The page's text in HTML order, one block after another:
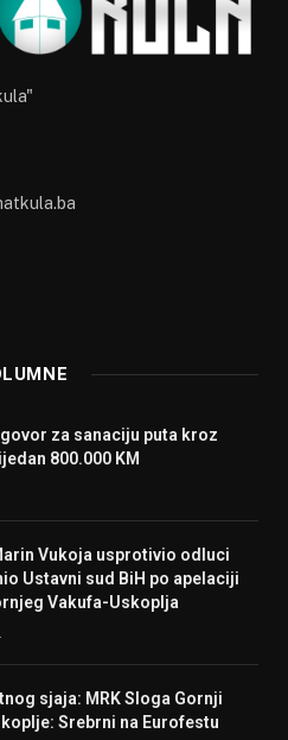
za sanaciju puta kroz
800.000 KM
Vukoja usprotivio odluci
Ustavni sud BiH po apelaciji
Vakufa-Uskoplja
sjaja: MRK Sloga Gornji
Srebrni na Eurofestu